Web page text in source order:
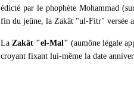
édicté par le phophète Mohammad
fin du jeûne, la Zakât "ul-Fitr" versée
La Zakât "el-Mal" (aumône légale
croyant fixant lui-même la date